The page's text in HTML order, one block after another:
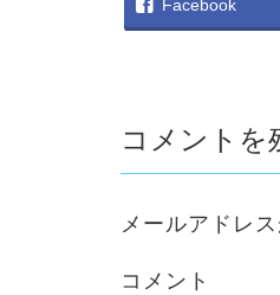
Facebook
コメントを
メールアドレ
コメント